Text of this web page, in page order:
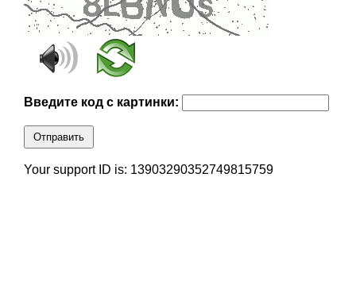
Введите код с картинки:
Отправить
Your support ID is: 13903290352749815759